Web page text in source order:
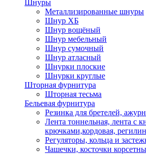
Шнуры
Металлизированные шнуры
Шнур ХБ
Шнур вощёный
Шнур мебельный
Шнур сумочный
Шнур атласный
Шнурки плоские
Шнурки круглые
Шторная фурнитура
Шторная тесьма
Бельевая фурнитура
Резинка для бретелей,
Лента тоннельная, лента с
крючками,кордовая, регилин
Регуляторы, кольца и
Чашечки, косточки